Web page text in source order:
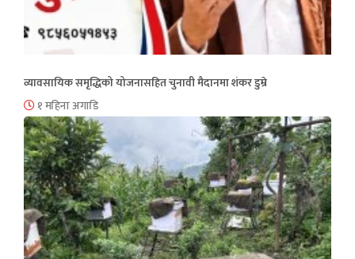
व्यावसायिक समृद्धिको योजनासहित चुनावी मैदानमा शंकर डुम्रे
१ महिना अगाडि